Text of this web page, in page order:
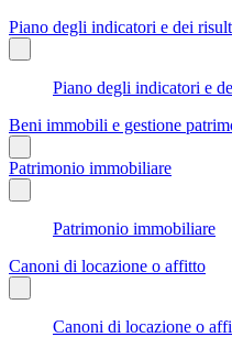
Piano degli indicatori e dei
Piano degli indicatori e
Beni immobili e gestione
Patrimonio immobiliare
Patrimonio immobiliare
Canoni di locazione o affitto
Canoni di locazione o